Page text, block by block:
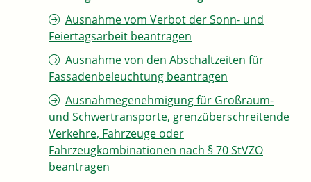
Ausnahme vom Verbot der Sonn- und
Feiertagsarbeit beantragen
Ausnahme von den Abschaltzeiten für
Fassadenbeleuchtung beantragen
Ausnahmegenehmigung für Großraum-
und Schwertransporte, grenzüberschreitende
Verkehre, Fahrzeuge oder
Fahrzeugkombinationen nach § 70 StVZO
beantragen